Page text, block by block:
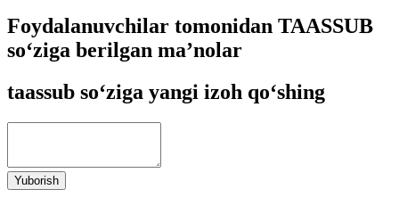
Foydalanuvchilar tomonidan TAASSUB
so‘ziga berilgan ma’nolar
taassub so‘ziga yangi izoh qo‘shing
Yuborish